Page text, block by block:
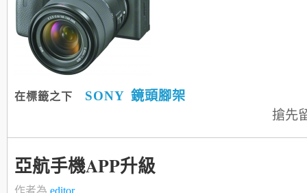
在標籤之下 SONY 鏡頭腳架
搶先
亞航手機APP升級
作者為 editor